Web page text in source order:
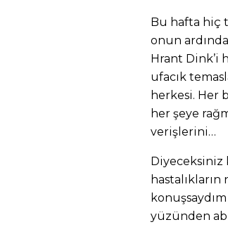
Bu hafta hiç
onun
Hrant Dink’i
ufacık
herkesi. Her
her şeye
verişlerini…
Diyeceksiniz
yüzünden